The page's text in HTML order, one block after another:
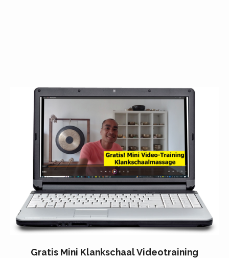
Gratis Mini Klankschaal Videotraining